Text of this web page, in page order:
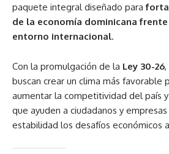
paquete integral diseñado para
de la economía dominicana
entorno internacional.
Con la promulgación de la Ley 30-26
buscan crear un clima más favorable
aumentar la competitividad del país
que ayuden a ciudadanos y
estabilidad los desafíos económicos